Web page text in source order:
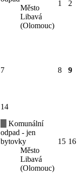
Město
Libavá
(Olomouc)
1 2
7 8 9
14
Komunální
odpad - jen
bytovky
Město
Libavá
(Olomouc)
15 16